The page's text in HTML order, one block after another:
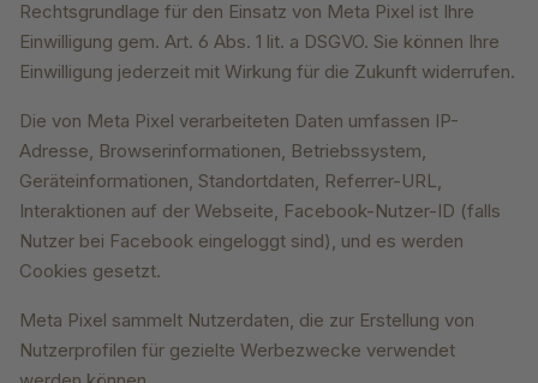
Rechtsgrundlage für den Einsatz von Meta Pixel ist Ihre
Einwilligung gem. Art. 6 Abs. 1 lit. a DSGVO. Sie können Ihre
Einwilligung jederzeit mit Wirkung für die Zukunft widerrufen.
Die von Meta Pixel verarbeiteten Daten umfassen IP-
Adresse, Browserinformationen, Betriebssystem,
Geräteinformationen, Standortdaten, Referrer-URL,
Interaktionen auf der Webseite, Facebook-Nutzer-ID (falls
Nutzer bei Facebook eingeloggt sind), und es werden
Cookies gesetzt.
Meta Pixel sammelt Nutzerdaten, die zur Erstellung von
Nutzerprofilen für gezielte Werbezwecke verwendet